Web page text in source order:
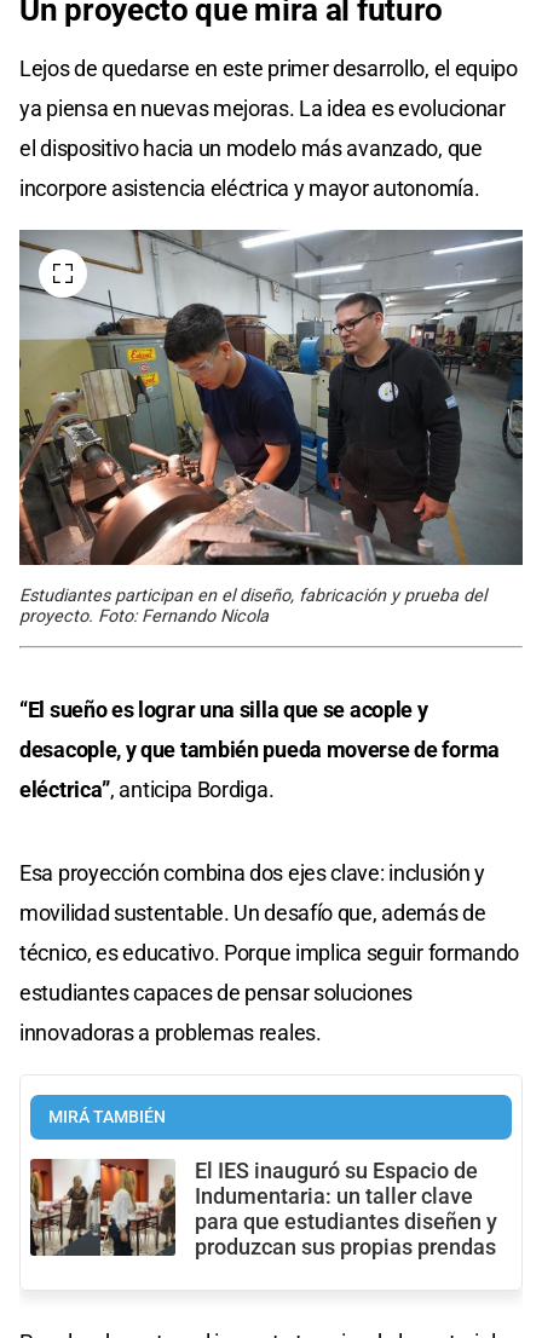
Un proyecto que mira al futuro
Lejos de quedarse en este primer desarrollo, el equipo
ya piensa en nuevas mejoras. La idea es evolucionar
el dispositivo hacia un modelo más avanzado, que
incorpore asistencia eléctrica y mayor autonomía.
Estudiantes participan en el diseño, fabricación y prueba del
proyecto. Foto: Fernando Nicola
“El sueño es lograr una silla que se acople y
desacople, y que también pueda moverse de forma
eléctrica”, anticipa Bordiga.
Esa proyección combina dos ejes clave: inclusión y
movilidad sustentable. Un desafío que, además de
técnico, es educativo. Porque implica seguir formando
estudiantes capaces de pensar soluciones
innovadoras a problemas reales.
MIRÁ TAMBIÉN
El IES inauguró su Espacio de
Indumentaria: un taller clave
para que estudiantes diseñen y
produzcan sus propias prendas